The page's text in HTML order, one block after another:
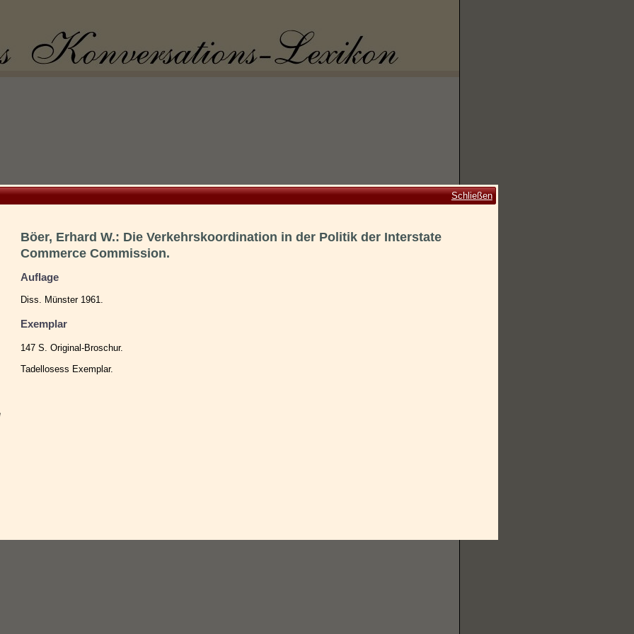
Schließen
Böer, Erhard W.: Die Verkehrskoordination in der Politik der Interstate
Commerce Commission.
Auflage
Diss. Münster 1961.
Exemplar
147 S. Original-Broschur.
Tadellosess Exemplar.